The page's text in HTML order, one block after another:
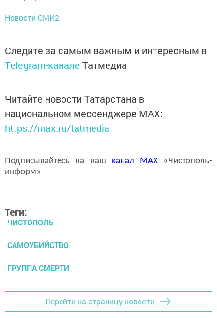
Новости СМИ2
Следите за самым важным и интересным в
Telegram-канале Татмедиа
Читайте новости Татарстана в
национальном мессенджере MАХ:
https://max.ru/tatmedia
Подписывайтесь на наш канал MAX«Чистополь-
информ»
Теги:
ЧИСТОПОЛЬ
САМОУБИЙСТВО
ГРУППА СМЕРТИ
Перейти на страницу новости